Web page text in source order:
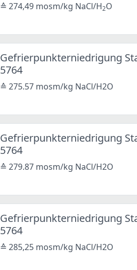
≙ 274,49 mosm/kg NaCl/H2O
Gefrierpunkterniedrigung
5764
≙ 275.57 mosm/kg NaCl/H2O
Gefrierpunkterniedrigung
5764
≙ 279.87 mosm/kg NaCl/H2O
Gefrierpunkterniedrigung
5764
≙ 285,25 mosm/kg NaCl/H2O